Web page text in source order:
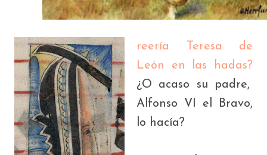
reería Teresa de
León en las hadas?
¿O acaso su padre,
Alfonso VI el Bravo,
lo hacía?